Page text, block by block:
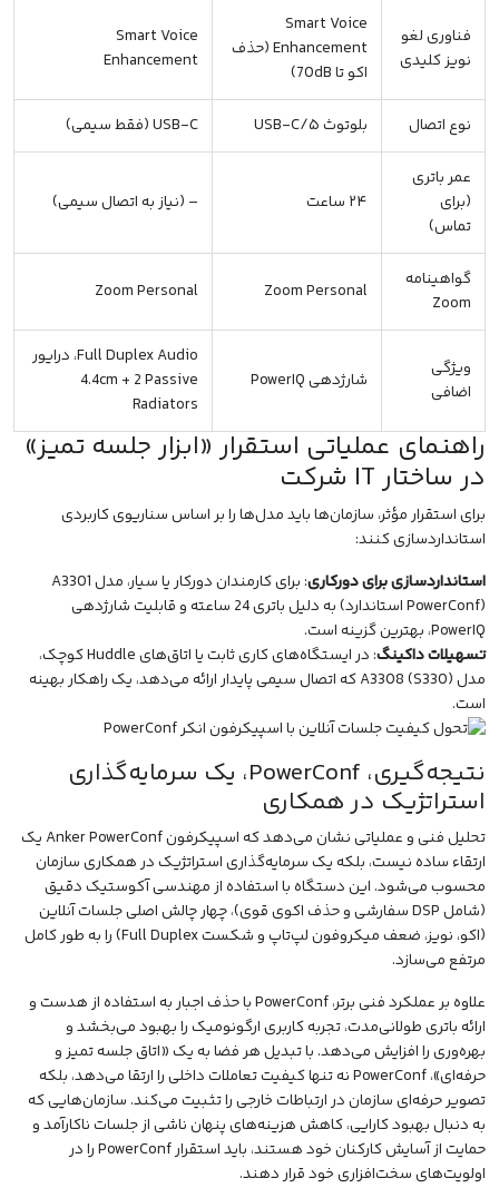
فناوری لغو
نویز کلیدی
Smart Voice
Enhancement (حذف
اکو تا 70dB)
Smart Voice
Enhancement
نوع اتصال بلوتوث ۵/USB-C USB-C (فقط سیمی)
عمر باتری
(برای
تماس)
۲۴ ساعت – (نیاز به اتصال سیمی)
گواهینامه
Zoom
Zoom Personal
Zoom Personal
ویژگی
اضافی
شارژدهی PowerIQ
Full Duplex Audio، درایور
4.4cm + 2 Passive
Radiators
راهنمای عملیاتی استقرار «ابزار جلسه تمیز»
در ساختار IT شرکت
برای استقرار مؤثر، سازمان‌ها باید مدل‌ها را بر اساس سناریوی کاربردی
استانداردسازی کنند:
استانداردسازی برای دورکاری
: برای کارمندان دورکار یا سیار، مدل A3301
(PowerConf استاندارد) به دلیل باتری 24 ساعته و قابلیت شارژدهی
PowerIQ، بهترین گزینه است.
تسهیلات داکینگ
: در ایستگاه‌های کاری ثابت یا اتاق‌های Huddle کوچک،
مدل A3308 (S330) که اتصال سیمی پایدار ارائه می‌دهد، یک راهکار بهینه
است.
نتیجه‌گیری، PowerConf، یک سرمایه‌گذاری
استراتژیک در همکاری
تحلیل فنی و عملیاتی نشان می‌دهد که اسپیکرفون Anker PowerConf یک
ارتقاء ساده نیست، بلکه یک سرمایه‌گذاری استراتژیک در همکاری سازمان
محسوب می‌شود. این دستگاه با استفاده از مهندسی آکوستیک دقیق
(شامل DSP سفارشی و حذف اکوی قوی)، چهار چالش اصلی جلسات آنلاین
(اکو، نویز، ضعف میکروفون لپ‌تاپ و شکست Full Duplex) را به طور کامل
مرتفع می‌سازد.
علاوه بر عملکرد فنی برتر، PowerConf با حذف اجبار به استفاده از هدست و
ارائه باتری طولانی‌مدت، تجربه کاربری ارگونومیک را بهبود می‌بخشد و
بهره‌وری را افزایش می‌دهد. با تبدیل هر فضا به یک «اتاق جلسه تمیز و
حرفه‌ای»، PowerConf نه تنها کیفیت تعاملات داخلی را ارتقا می‌دهد، بلکه
تصویر حرفه‌ای سازمان در ارتباطات خارجی را تثبیت می‌کند. سازمان‌هایی که
به دنبال بهبود کارایی، کاهش هزینه‌های پنهان ناشی از جلسات ناکارآمد و
حمایت از آسایش کارکنان خود هستند، باید استقرار PowerConf را در
اولویت‌های سخت‌افزاری خود قرار دهند.